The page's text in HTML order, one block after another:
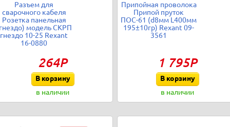
Разъем для
сварочного кабеля
Розетка панельная
модель СКРП
гнездо 10-25 Rexant
16-0880
264Р
В корзину
в наличии
Припойная проволока
Припой пруток
ПОС-61 (d8мм L400мм
195±10гр) Rexant 09-
3561
1 795Р
В корзину
в наличии